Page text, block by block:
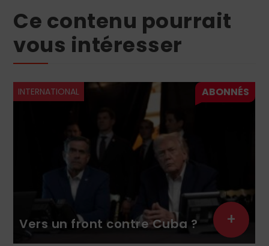
Ce contenu pourrait
vous intéresser
INTERNATIONAL
Vers un front contre Cuba ? +